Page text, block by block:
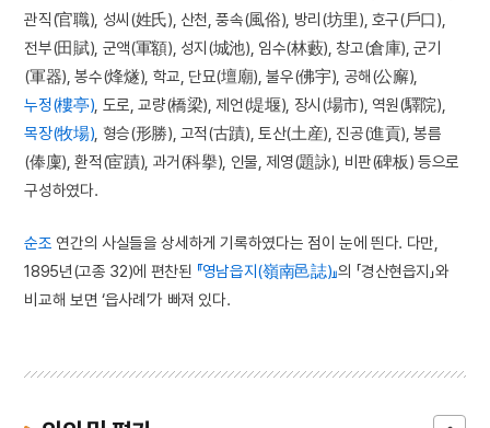
관직(官職), 성씨(姓氏), 산천, 풍속(風俗), 방리(坊里), 호구(戶口),
전부(田賦), 군액(軍額), 성지(城池), 임수(林藪), 창고(倉庫), 군기
(軍器), 봉수(烽燧), 학교, 단묘(壇廟), 불우(佛宇), 공해(公廨),
누정(樓亭) , 도로, 교량(橋梁), 제언(堤堰), 장시(場市), 역원(驛院),
목장(牧場) , 형승(形勝), 고적(古蹟), 토산(土産), 진공(進貢), 봉름
(俸廩), 환적(宦蹟), 과거(科擧), 인물, 제영(題詠), 비판(碑板) 등으로
구성하였다.
순조 연간의 사실들을 상세하게 기록하였다는 점이 눈에 띈다. 다만,
1895년(고종 32)에 편찬된 『영남읍지(嶺南邑誌)』의 「경산현읍지」와
비교해 보면 ‘읍사례’가 빠져 있다.